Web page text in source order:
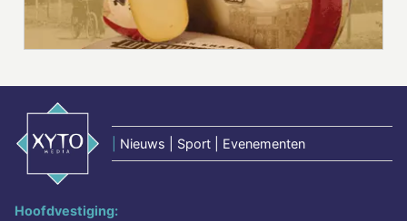
Nieuws | Sport | Evenementen
Hoofdvestiging: